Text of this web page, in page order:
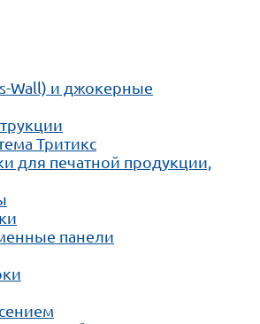
Wall) и джокерные
Тритикс
для печатной продукции,
панели